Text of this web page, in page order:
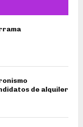
de alquiler